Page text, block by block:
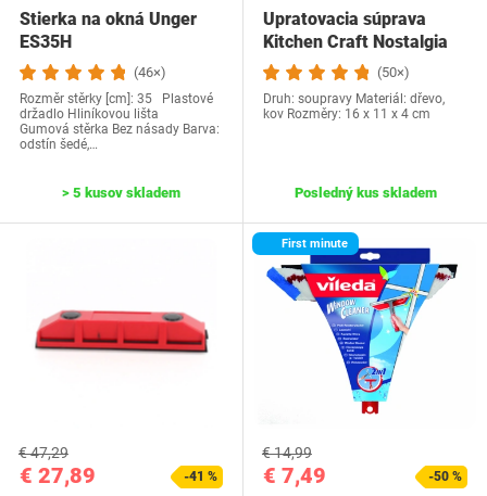
Stierka na okná Unger
ES35H
(46×)
Rozměr stěrky [cm]: 35 Plastové
držadlo Hliníkovou lišta
Gumová stěrka Bez násady Barva:
odstín šedé,…
> 5 kusov skladem
Upratovacia súprava
Kitchen Craft Nostalgia
(50×)
Druh: soupravy Materiál: dřevo,
kov Rozměry: 16 x 11 x 4 cm
Posledný kus skladem
€ 27,89
€ 47,29
-41 %
First minute
€ 7,49
€ 14,99
-50 %